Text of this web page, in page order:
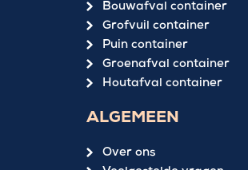
Bouwafval container
Grofvuil container
Puin container
Groenafval container
Houtafval container
ALGEMEEN
Over ons